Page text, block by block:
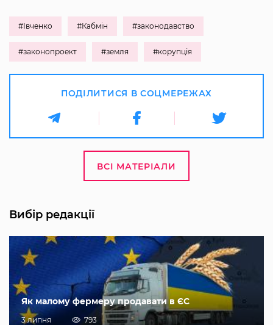
#Івченко #Кабмін #законодавство
#законопроект #земля #корупція
ПОДІЛИТИСЯ В СОЦМЕРЕЖАХ
ВСІ МАТЕРІАЛИ
Вибір редакції
Як малому фермеру продавати в ЄС
3 липня 793